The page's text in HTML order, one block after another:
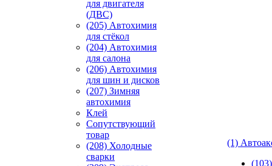
для двигателя
(ДВС)
(205) Автохимия
для стёкол
(204) Автохимия
для салона
(206) Автохимия
для шин и дисков
(207) Зимняя
автохимия
Клей
Сопутствующий
товар
(208) Холодные
сварки
(1)